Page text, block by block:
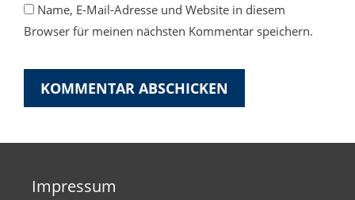
Name, E-Mail-Adresse und Website in diesem
Browser für meinen nächsten Kommentar speichern.
Impressum